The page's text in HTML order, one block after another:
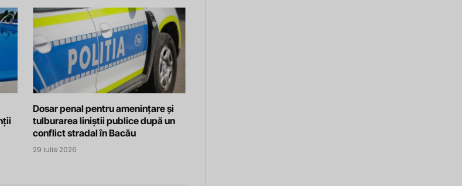
Dosar penal pentru amenințare și
tulburarea liniștii publice după un
conflict stradal în Bacău
29 iulie 2026